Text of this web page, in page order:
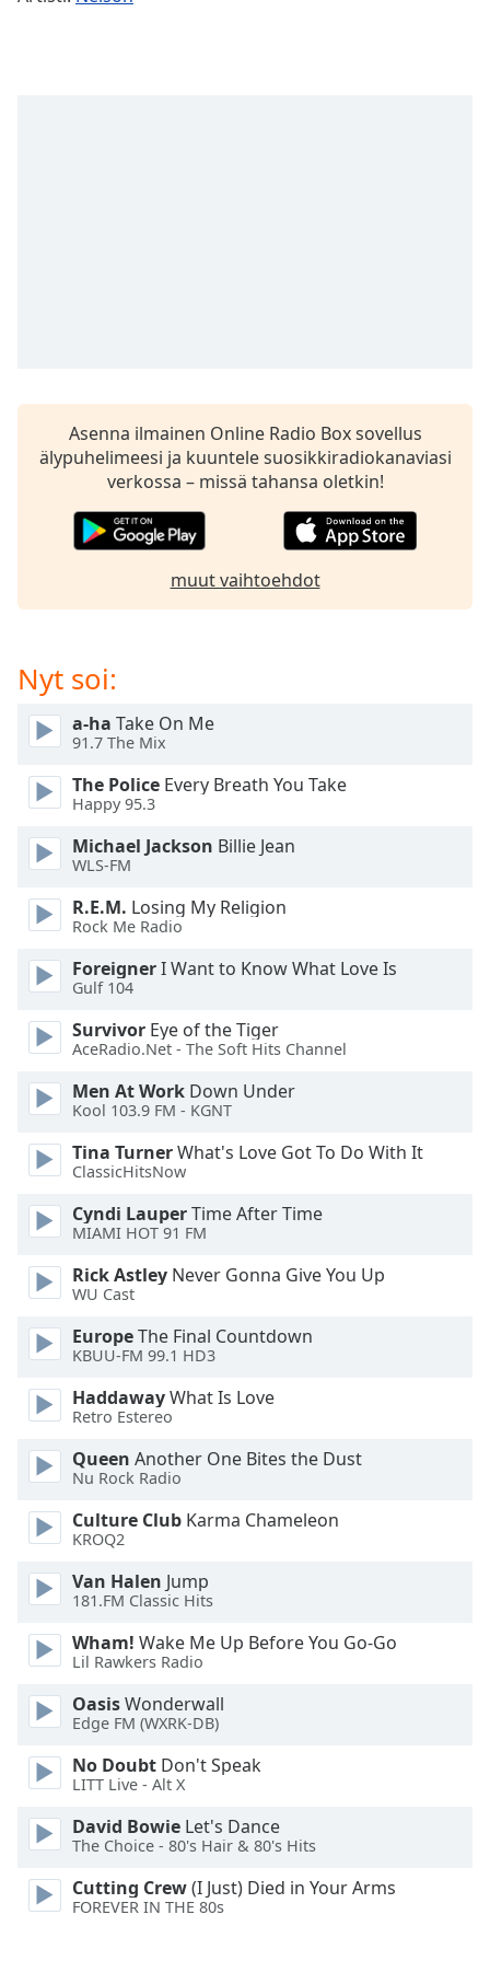
Time-
subtitles
settings,
opens
subtitles
settings
dialog
selected
Track
Picture-
Picture
Fullscreen
modal
window.
dialog
window.
Escape
cancel
and
Text
Opacity
Text
Background
Area
Background
Color
Opacity
Font
Size
Text
Asenna ilmainen Online Radio Box sovellus
älypuhelimeesi ja kuuntele suosikkiradiokanaviasi
verkossa – missä tahansa oletkin!
muut vaihtoehdot
Nyt soi:
a-ha Take On Me
91.7 The Mix
The Police Every Breath You Take
Happy 95.3
Michael Jackson Billie Jean
WLS-FM
R.E.M. Losing My Religion
Rock Me Radio
ForeignerI Want to Know What Love Is
Gulf 104
Survivor Eye of the Tiger
AceRadio.Net - The Soft Hits Channel
Men At Work Down Under
Kool 103.9 FM - KGNT
Tina TurnerWhat's Love Got To Do With It
ClassicHitsNow
Cyndi LauperTime After Time
MIAMI HOT 91 FM
Rick Astley Never Gonna Give You Up
WU Cast
EuropeThe Final Countdown
KBUU-FM 99.1 HD3
HaddawayWhat Is Love
Retro Estereo
Queen Another One Bites the Dust
Nu Rock Radio
Culture Club Karma Chameleon
KROQ2
Van Halen Jump
181.FM Classic Hits
Wham! Wake Me Up Before You Go-Go
Lil Rawkers Radio
OasisWonderwall
Edge FM (WXRK-DB)
No Doubt Don't Speak
LITT Live - Alt X
David Bowie Let's Dance
The Choice - 80's Hair & 80's Hits
Cutting Crew(I Just) Died in Your Arms
FOREVER IN THE 80s